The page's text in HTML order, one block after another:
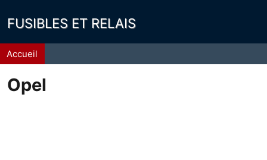
FUSIBLES ET RELAIS
Fil
d'Ariane
Accueil
Opel